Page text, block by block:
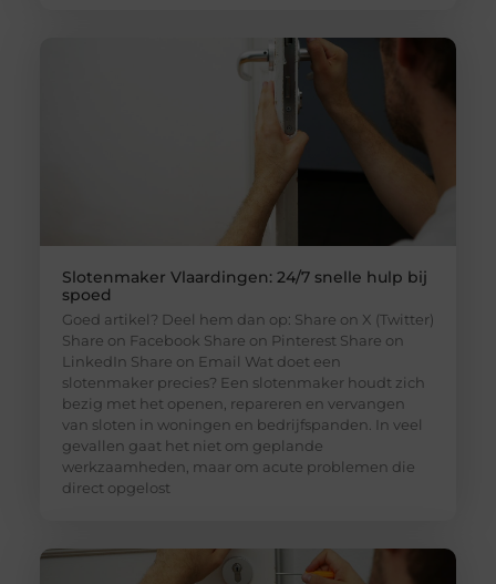
Slotenmaker Vlaardingen: 24/7 snelle hulp bij
spoed
Goed artikel? Deel hem dan op: Share on X (Twitter)
Share on Facebook Share on Pinterest Share on
LinkedIn Share on Email Wat doet een
slotenmaker precies? Een slotenmaker houdt zich
bezig met het openen, repareren en vervangen
van sloten in woningen en bedrijfspanden. In veel
gevallen gaat het niet om geplande
werkzaamheden, maar om acute problemen die
direct opgelost